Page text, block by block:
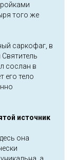
того же
саркофаг, в
сослан в
его тело
источник
она